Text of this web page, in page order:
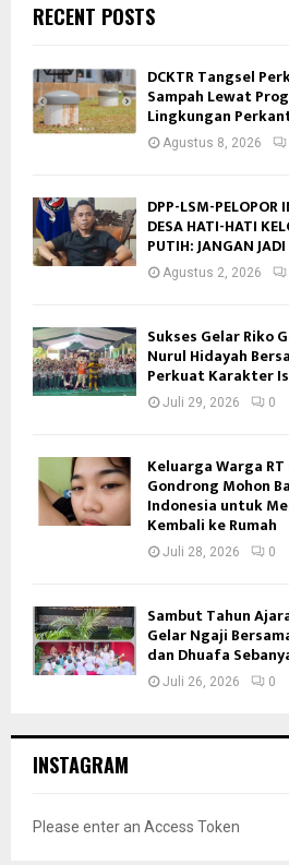
RECENT POSTS
DCKTR Tangsel
Sampah Lewat
Lingkungan
Agustus 8, 2026
DPP-LSM-PELOPOR
DESA HATI-HATI
PUTIH: JANGAN
Agustus 2, 2026
Sukses Gelar Riko
Nurul Hidayah
Perkuat Karakter
Juli 29, 2026 0
Keluarga Warga
Gondrong Mohon
Indonesia untuk
Kembali ke Rumah
Juli 28, 2026 0
Sambut Tahun
Gelar Ngaji
dan Dhuafa
Juli 26, 2026 0
INSTAGRAM
Please enter an Access Token